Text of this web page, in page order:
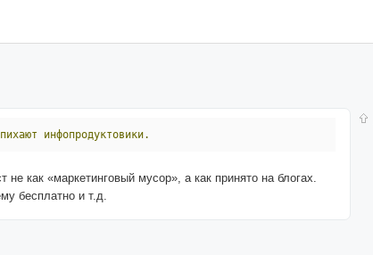
пихают инфопродуктовики.
как «маркетинговый мусор», а как принято на блогах.
бесплатно и т.д.